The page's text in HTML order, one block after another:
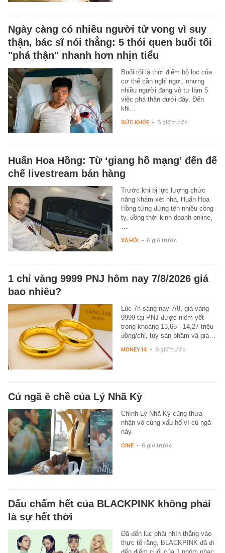
Ngày càng có nhiều người tử vong vì suy
thận, bác sĩ nói thẳng: 5 thói quen buổi tối
"phá thận" nhanh hơn nhịn tiểu
Buổi tối là thời điểm bộ lọc của
cơ thể cần nghỉ ngơi, nhưng
nhiều người đang vô tư làm 5
việc phá thận dưới đây. Đến
khi…
SỨC KHỎE - 6 giờ trước
Huấn Hoa Hồng: Từ ‘giang hồ mạng’ đến đế
chế livestream bán hàng
Trước khi bị lực lượng chức
năng khám xét nhà, Huấn Hoa
Hồng từng đứng tên nhiều công
ty, đồng thời kinh doanh online,
…
XÃ HỘI - 6 giờ trước
1 chỉ vàng 9999 PNJ hôm nay 7/8/2026 giá
bao nhiêu?
Lúc 7h sáng nay 7/8, giá vàng
9999 tại PNJ được niêm yết
trong khoảng 13,65 - 14,27 triệu
đồng/chỉ, tùy sản phầm và giá…
MONEY.14 - 6 giờ trước
Cú ngã ê chề của Lý Nhã Kỳ
Chính Lý Nhã Kỳ cũng thừa
nhận vô cùng xấu hổ vì cú ngã
này.
CINE - 6 giờ trước
Dấu chấm hết của BLACKPINK không phải
là sự hết thời
Đã đến lúc phải nhìn thẳng vào
thực tế rằng, BLACKPINK đã đi